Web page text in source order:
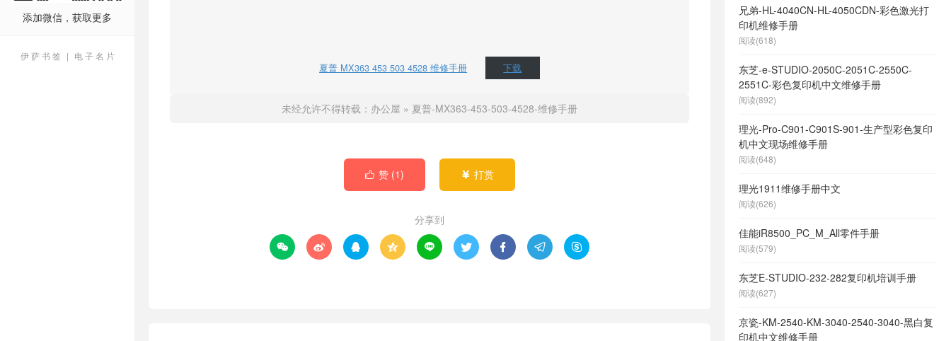
添加微信，获取更多
伊 萨 书 签 | 电 子 名 片
夏普 MX363 453 503 4528 维修手册 下载
未经允许不得转载： 办公屋 » 夏普-MX363-453-503-4528-维修手册
 赞 (1)  打赏
分享到
        
兄弟-HL-4040CN-HL-4050CDN-彩色激光打
印机维修手册
阅读(618)
东芝-e-STUDIO-2050C-2051C-2550C-
2551C-彩色复印机中文维修手册
阅读(892)
理光-Pro-C901-C901S-901-生产型彩色复印
机中文现场维修手册
阅读(648)
理光1911维修手册中文
阅读(626)
佳能iR8500_PC_M_All零件手册
阅读(579)
东芝E-STUDIO-232-282复印机培训手册
阅读(627)
京瓷-KM-2540-KM-3040-2540-3040-黑白复
印机中文维修手册